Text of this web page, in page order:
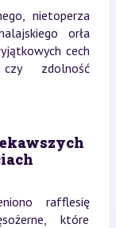
nietoperza
orła
cech
zdolność
rafflesię
które